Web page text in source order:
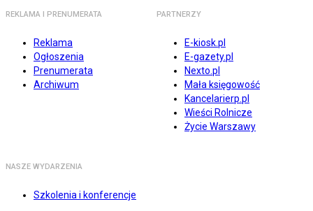
REKLAMA I PRENUMERATA
Reklama
Ogłoszenia
Prenumerata
Archiwum
PARTNERZY
E-kiosk.pl
E-gazety.pl
Nexto.pl
Mała księgowość
Kancelarierp.pl
Wieści Rolnicze
Życie Warszawy
NASZE WYDARZENIA
Szkolenia i konferencje